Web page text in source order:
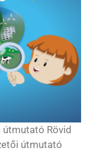
útmutató Rövid
útmutató